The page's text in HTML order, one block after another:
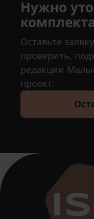
Нужно
Оставьте
проверить,
редакции
проект.